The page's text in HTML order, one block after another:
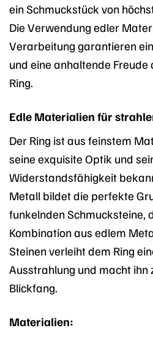
ein Schmuckstück von
Die Verwendung edler
Verarbeitung garantieren
und eine anhaltende
Ring.
Edle Materialien für
Der Ring ist aus feinstem
seine exquisite Optik und
Widerstandsfähigkeit
Metall bildet die perfekte
funkelnden Schmucksteine,
Kombination aus edlem
Steinen verleiht dem Ring
Ausstrahlung und macht ihn
Blickfang.
Materialien: